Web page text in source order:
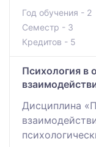
Год обучения - 2
Семестр - 3
Кредитов - 5
Психология в
Дисциплина